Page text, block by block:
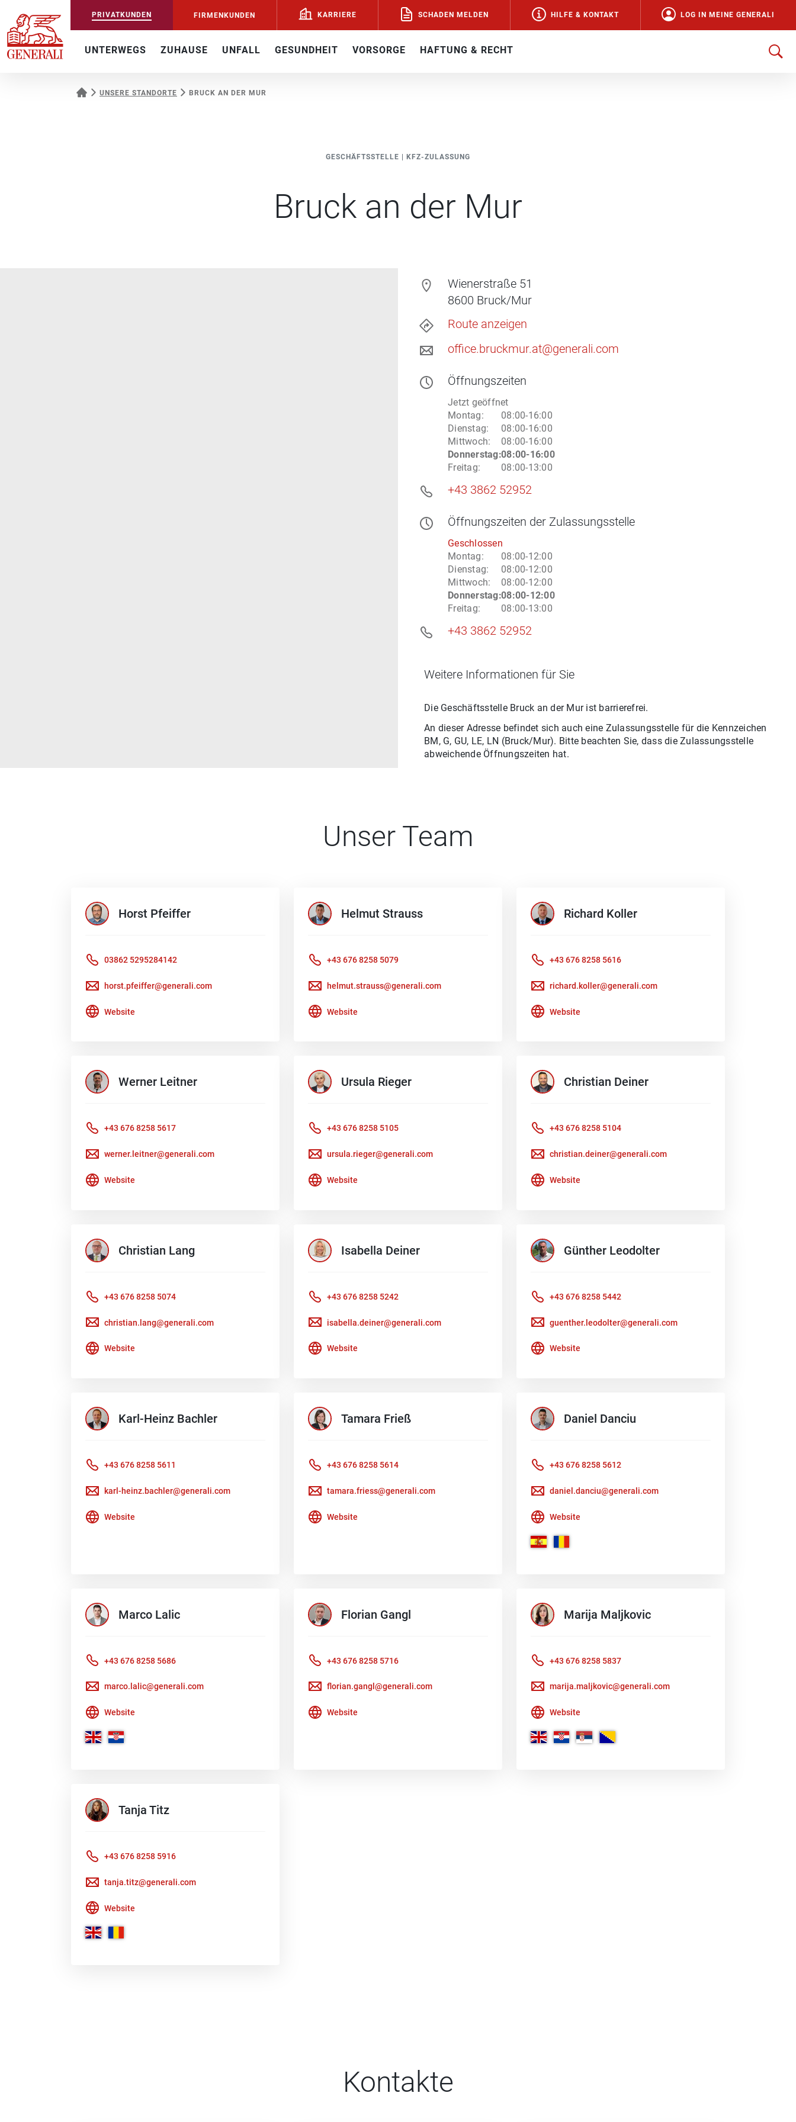
PRIVATKUNDEN FIRMENKUNDEN KARRIERE SCHADEN MELDEN HILFE & KONTAKT LOG IN MEINE GENERALI
UNTERWEGS ZUHAUSE UNFALL GESUNDHEIT VORSORGE HAFTUNG & RECHT
UNSERE STANDORTE BRUCK AN DER MUR
GESCHÄFTSSTELLE KFZ-ZULASSUNG
Bruck an der Mur
Wienerstraße 51
8600 Bruck/Mur
Route anzeigen
office.bruckmur.at@generali.com
Öffnungszeiten
Jetzt geöffnet
Montag:
08:00-16:00
Dienstag:
08:00-16:00
Mittwoch:
08:00-16:00
Donnerstag:08:00-16:00
Freitag: 08:00-13:00
+43 3862 52952
Öffnungszeiten der Zulassungsstelle
Geschlossen
Montag:
08:00-12:00
Dienstag:
08:00-12:00
Mittwoch:
08:00-12:00
Donnerstag:08:00-12:00
Freitag: 08:00-13:00
+43 3862 52952
Weitere Informationen für Sie
Die Geschäftsstelle Bruck an der Murist barrierefrei.
An dieser Adresse befindet sich auch eine Zulassungsstelle für die Kennzeichen
BM, G, GU, LE, LN (Bruck/Mur). Bitte beachten Sie, dass die Zulassungsstelle
abweichende Öffnungszeiten hat.
Unser Team
Horst Pfeiffer
03862 5295284142
horst.pfeiffer@generali.com
Website
Helmut Strauss
+43 676 8258 5079
helmut.strauss@generali.com
Website
Richard Koller
+43 676 8258 5616
richard.koller@generali.com
Website
Werner Leitner
+43 676 8258 5617
werner.leitner@generali.com
Website
Ursula Rieger
+43 676 8258 5105
ursula.rieger@generali.com
Website
Christian Deiner
+43 676 8258 5104
christian.deiner@generali.com
Website
Christian Lang
+43 676 8258 5074
christian.lang@generali.com
Website
Isabella Deiner
+43 676 8258 5242
isabella.deiner@generali.com
Website
Günther Leodolter
+43 676 8258 5442
guenther.leodolter@generali.com
Website
Karl-Heinz Bachler
+43 676 8258 5611
karl-heinz.bachler@generali.com
Website
Tamara Frieß
+43 676 8258 5614
tamara.friess@generali.com
Website
Daniel Danciu
+43 676 8258 5612
daniel.danciu@generali.com
Website
Marco Lalic
+43 676 8258 5686
marco.lalic@generali.com
Website
Florian Gangl
+43 676 8258 5716
florian.gangl@generali.com
Website
Marija Maljkovic
+43 676 8258 5837
marija.maljkovic@generali.com
Website
Tanja Titz
+43 676 8258 5916
tanja.titz@generali.com
Website
Kontakte